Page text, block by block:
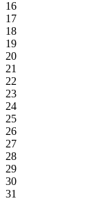
16
17
18
19
20
21
22
23
24
25
26
27
28
29
30
31